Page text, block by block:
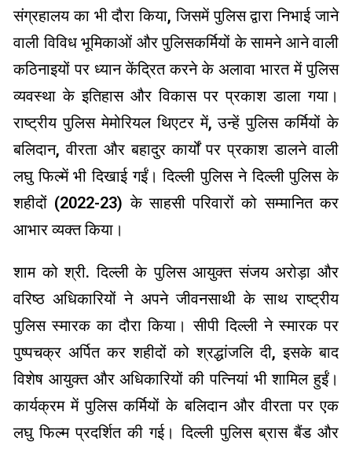
संग्रहालय का भी दौरा किया, जिसमें पुलिस द्वारा निभाई जाने
वाली विविध भूमिकाओं और पुलिसकर्मियों के सामने आने वाली
कठिनाइयों पर ध्यान केंद्रित करने के अलावा भारत में पुलिस
व्यवस्था के इतिहास और विकास पर प्रकाश डाला गया।
राष्ट्रीय पुलिस मेमोरियल थिएटर में, उन्हें पुलिस कर्मियों के
बलिदान, वीरता और बहादुर कार्यों पर प्रकाश डालने वाली
लघु फिल्में भी दिखाई गईं। दिल्ली पुलिस ने दिल्ली पुलिस के
शहीदों (2022-23) के साहसी परिवारों को सम्मानित कर
आभार व्यक्त किया।
शाम को श्री. दिल्ली के पुलिस आयुक्त संजय अरोड़ा और
वरिष्ठ अधिकारियों ने अपने जीवनसाथी के साथ राष्ट्रीय
पुलिस स्मारक का दौरा किया। सीपी दिल्ली ने स्मारक पर
पुष्पचक्र अर्पित कर शहीदों को श्रद्धांजलि दी, इसके बाद
विशेष आयुक्त और अधिकारियों की पत्नियां भी शामिल हुईं।
कार्यक्रम में पुलिस कर्मियों के बलिदान और वीरता पर एक
लघु फिल्म प्रदर्शित की गई। दिल्ली पुलिस ब्रास बैंड और